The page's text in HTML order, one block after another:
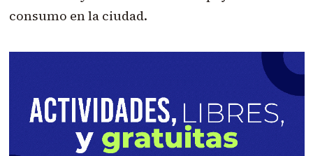
consumo en la ciudad.